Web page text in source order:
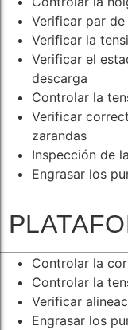
Verificar par
Verificar la
Verificar el
descarga
Controlar la
Verificar
zarandas
Inspección de
Engrasar los
Controlar la
Controlar la
Verificar
Engrasar los